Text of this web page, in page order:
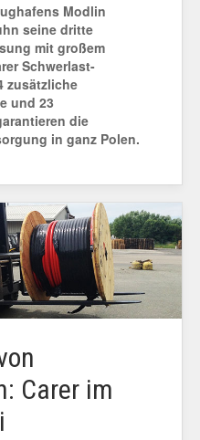
Modlin
seine dritte
mit großem
Schwerlast-
zusätzliche
und 23
die
in ganz Polen.
Carer im